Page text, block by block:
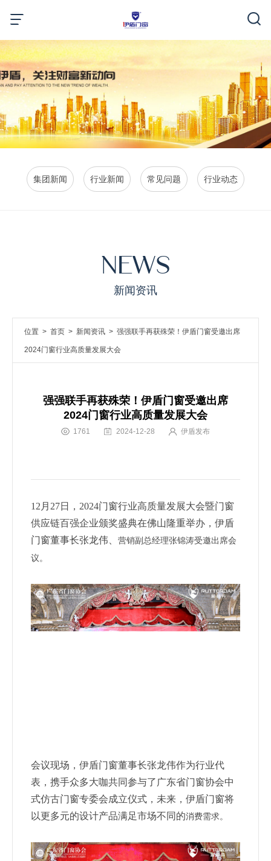
集团新闻 行业新闻 常见问题 行业动态
NEWS
新闻资讯
位置 > 首页 > 新闻资讯 > 强强联手再获殊荣！伊盾门窗受邀出席
2024门窗行业高质量发展大会
强强联手再获殊荣！伊盾门窗受邀出席
2024门窗行业高质量发展大会
1761 2024-12-28 伊盾发布
12月27日，2024门窗行业高质量发展大会暨门窗
供应链百强企业颁奖盛典在佛山隆重举办，伊盾
门窗董事长张龙伟、 营销副总经理张锦涛受邀出席会
议。
会议现场，伊盾门窗董事长张龙伟作为行业代
表，携手众多大咖共同参与了广东省门窗协会中
式仿古门窗专委会成立仪式，未来，伊盾门窗将
以更多元的设计产品满足市场不同的消费需求。